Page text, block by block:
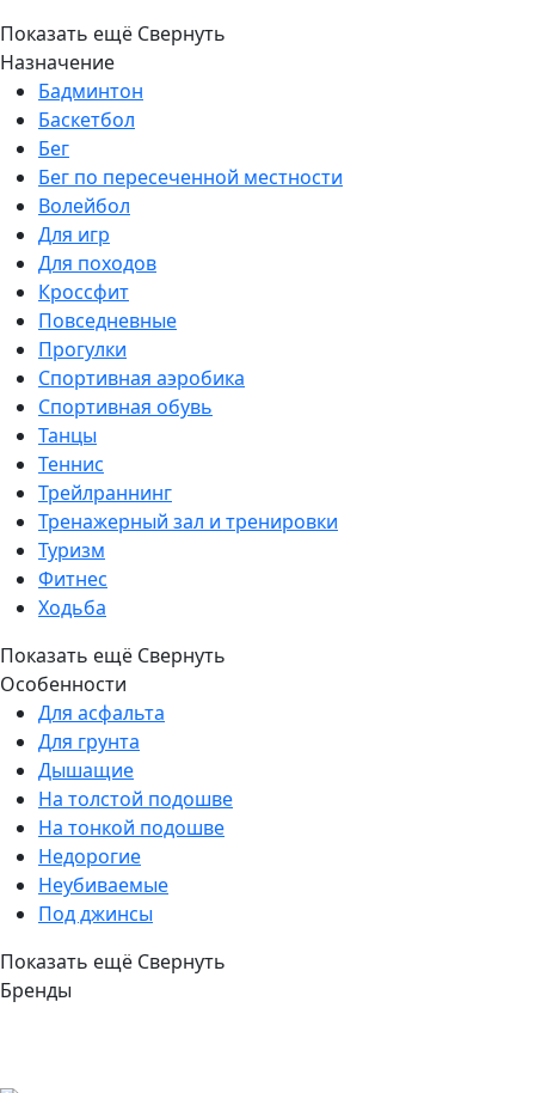
Показать ещё Свернуть
Назначение
Бадминтон
Баскетбол
Бег
Бег по пересеченной местности
Волейбол
Для игр
Для походов
Кроссфит
Повседневные
Прогулки
Спортивная аэробика
Спортивная обувь
Танцы
Теннис
Трейлраннинг
Тренажерный зал и тренировки
Туризм
Фитнес
Ходьба
Показать ещё Свернуть
Особенности
Для асфальта
Для грунта
Дышащие
На толстой подошве
На тонкой подошве
Недорогие
Неубиваемые
Под джинсы
Показать ещё Свернуть
Бренды